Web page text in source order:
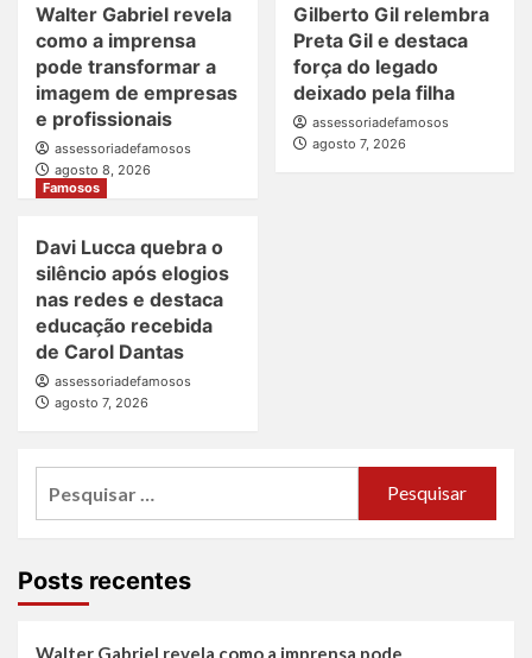
Walter Gabriel revela
como a imprensa
pode transformar a
imagem de empresas
e profissionais
assessoriadefamosos
agosto 8, 2026
Gilberto Gil relembra
Preta Gil e destaca
força do legado
deixado pela filha
assessoriadefamosos
agosto 7, 2026
Famosos
Davi Lucca quebra o
silêncio após elogios
nas redes e destaca
educação recebida
de Carol Dantas
assessoriadefamosos
agosto 7, 2026
Posts recentes
Walter Gabriel revela como a imprensa pode